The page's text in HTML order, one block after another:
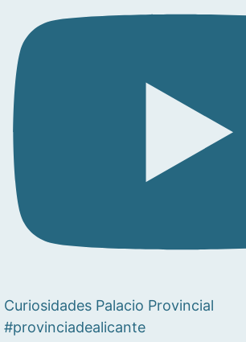
Curiosidades Palacio Provincial
#provinciadealicante